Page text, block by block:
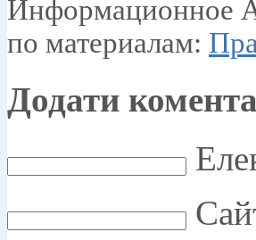
Информационное
по материалам:
Додати